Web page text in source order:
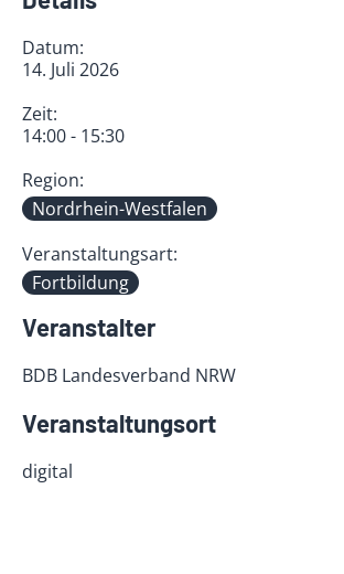
Datum:
14. Juli 2026
Zeit:
14:00 - 15:30
Region:
Nordrhein-Westfalen
Veranstaltungsart:
Fortbildung
Veranstalter
BDB Landesverband NRW
Veranstaltungsort
digital